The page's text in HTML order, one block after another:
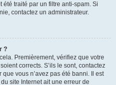
traité par un filtre anti-spam. Si
contactez un administrateur.
?
Premièrement, vérifiez que votre
corrects. S’ils le sont, contactez
vous n’avez pas été banni. Il est
site Internet ait une erreur de